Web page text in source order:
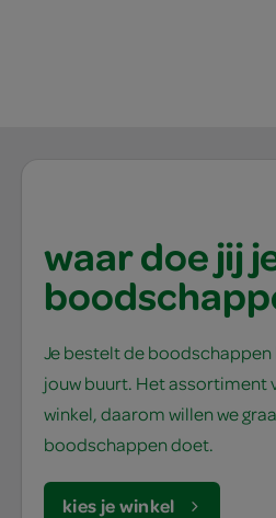
waar doe jij
Je bestelt de boodschappen
jouw buurt. Het assortiment
winkel, daarom willen we
boodschappen doet.
kies je winkel